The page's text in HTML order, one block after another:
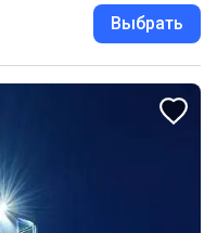
Выбрать